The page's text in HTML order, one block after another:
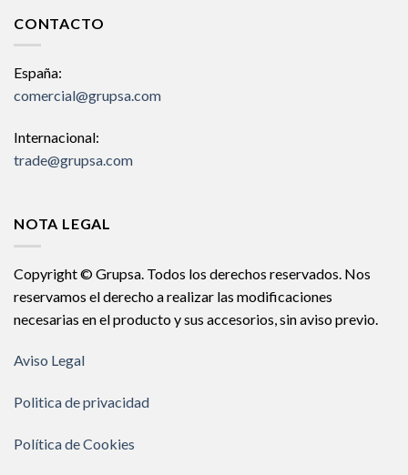
CONTACTO
España:
comercial@grupsa.com
Internacional:
trade@grupsa.com
NOTA LEGAL
Copyright © Grupsa. Todos los derechos reservados. Nos
reservamos el derecho a realizar las modificaciones
necesarias en el producto y sus accesorios, sin aviso previo.
Aviso Legal
Politica de privacidad
Política de Cookies